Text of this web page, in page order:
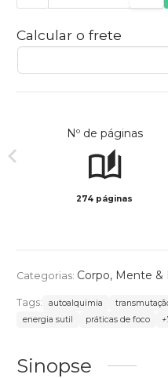
Calcular o frete
Nº de páginas
274 páginas
Categorias: Corpo, Mente &
Tags: autoalquimia
energia sutil
práticas de foco
Sinopse